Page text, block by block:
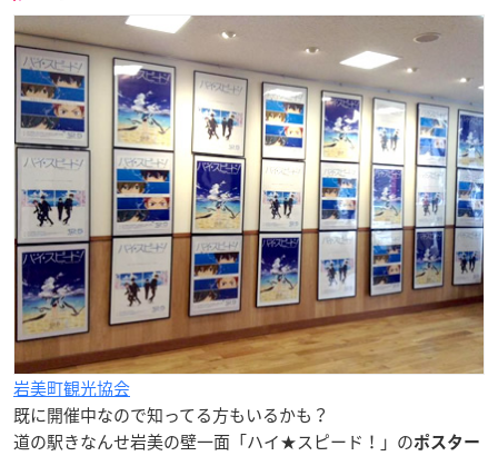
岩美町観光協会
既に開催中なので知ってる方もいるかも？
道の駅きなんせ岩美の壁一面「ハイ★スピード！」のポスター